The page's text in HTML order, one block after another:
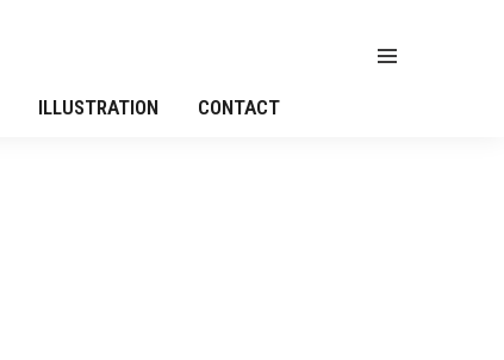
ILLUSTRATION CONTACT